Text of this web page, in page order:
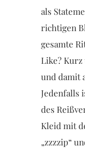
als
richtigen
gesamte
Like?
und damit
Jedenfalls
des
Kleid mit
„zzzzip“